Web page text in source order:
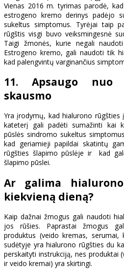
Vienas 2016 m. tyrimas parodė,
estrogeno kremo derinys padėjo
sukeltus simptomus. Tyrėjai taip
rūgštis visgi buvo veiksmingesnė
Taigi žmonės, kurie negali
Estrogeno kremo, gali naudoti tik
kad palengvintų varginančius
11. Apsaugo nuo
skausmo
Yra įrodymų, kad hialurono
kateterį gali padėti sumažinti kai
pūslės sindromo sukeltus
kad geriamieji papildai skatintų
rūgšties šlapimo pūslėje ir kad
šlapimo pūslei.
Ar galima
kiekvieną dieną?
Kaip dažnai žmogus gali naudoti
jos rūšies. Paprastai žmogus
produktus (veido kremas,
sudėtyje yra hialurono rūgšties du
perskaityti instrukciją, nes produktai
ir veido kremai) yra skirtingi.